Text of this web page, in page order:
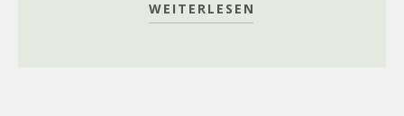
WEITERLESEN